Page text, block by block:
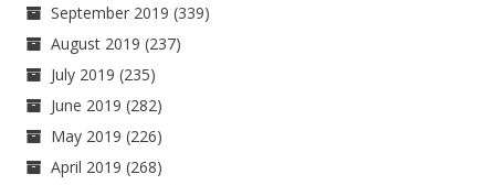
September 2019 (339)
August 2019 (237)
July 2019 (235)
June 2019 (282)
May 2019 (226)
April 2019 (268)